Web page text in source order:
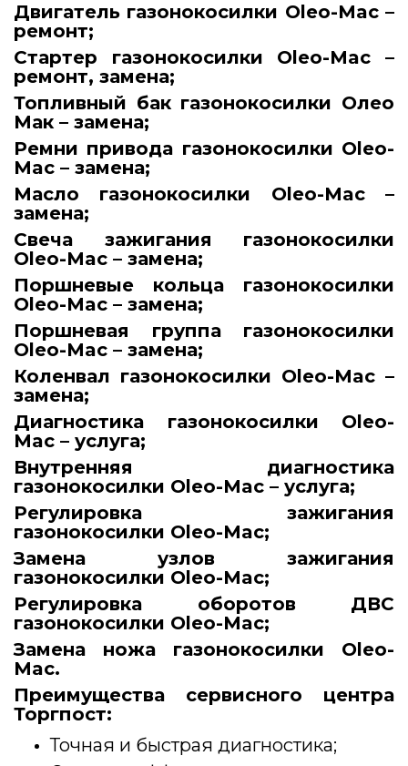
Двигатель газонокосилки Oleo-Mac –
ремонт;
Стартер газонокосилки Oleo-Mac –
ремонт, замена;
Топливный бак газонокосилки Олео
Мак – замена;
Ремни привода газонокосилки Oleo-
Mac – замена;
Масло газонокосилки Oleo-Mac –
замена;
Свеча зажигания газонокосилки
Oleo-Mac – замена;
Поршневые кольца газонокосилки
Oleo-Mac – замена;
Поршневая группа газонокосилки
Oleo-Mac – замена;
Коленвал газонокосилки Oleo-Mac –
замена;
Диагностика газонокосилки Oleo-
Mac – услуга;
Внутренняя диагностика
газонокосилки Oleo-Mac – услуга;
Регулировка зажигания
газонокосилки Oleo-Mac;
Замена узлов зажигания
газонокосилки Oleo-Mac;
Регулировка оборотов ДВС
газонокосилки Oleo-Mac;
Замена ножа газонокосилки Oleo-
Mac.
Преимущества сервисного центра
Торгпост:
Точная и быстрая диагностика;